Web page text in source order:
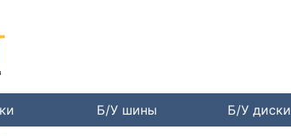
Б/У шины Б/У диски